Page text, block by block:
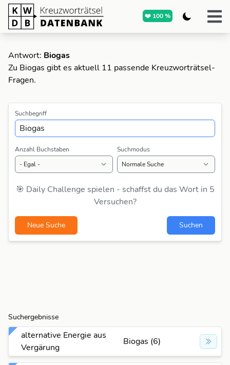
❤️ 100 %
Antwort: Biogas
Zu Biogas gibt es aktuell 11 passende Kreuzworträtsel-
Fragen.
Suchbegriff
Anzahl Buchstaben Suchmodus
🎯 Daily Challenge spielen - schaffst du das Wort in 5
Versuchen?
Neue Suche Suchen
Suchergebnisse
alternative Energie aus
Vergärung
Biogas (6)